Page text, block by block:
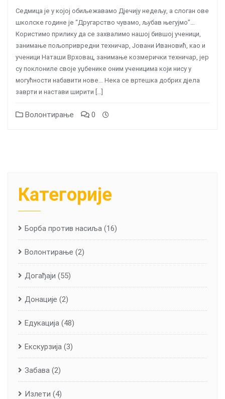
Седмица је у којој обиљежавамо Дјечију недељу, а слоган ове
школске године је “Другарство чувамо, љубав његујмо”…
Користимо прилику да се захвалимо нашој бившој ученици,
занимање пољопривредни техничар, Јовани Ивановић, као и
ученици Наташи Врховац, занимање козмерички техничар, јер
су поклониле своје уџбенике оним ученицима који нису у
могућности набавити нове… Нека се вртешка добрих дјела
заврти и настави ширити […]
Волонтирање 0
Категорије
Борба против насиља (16)
Волонтирање (2)
Догађаји (55)
Донације (2)
Едукација (48)
Екскурзија (3)
Забава (2)
Излети (4)